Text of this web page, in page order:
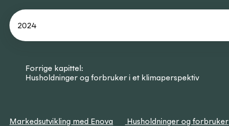
2024
Forrige kapittel:
Husholdninger og forbruker i et klimaperspektiv
Markedsutvikling med Enova Husholdninger og forbruker